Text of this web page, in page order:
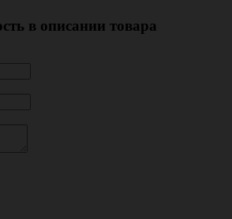
в описании товара